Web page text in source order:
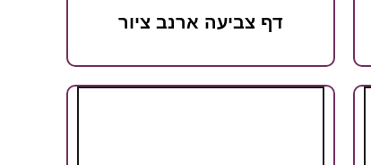
דף צביעה ארנב ציור